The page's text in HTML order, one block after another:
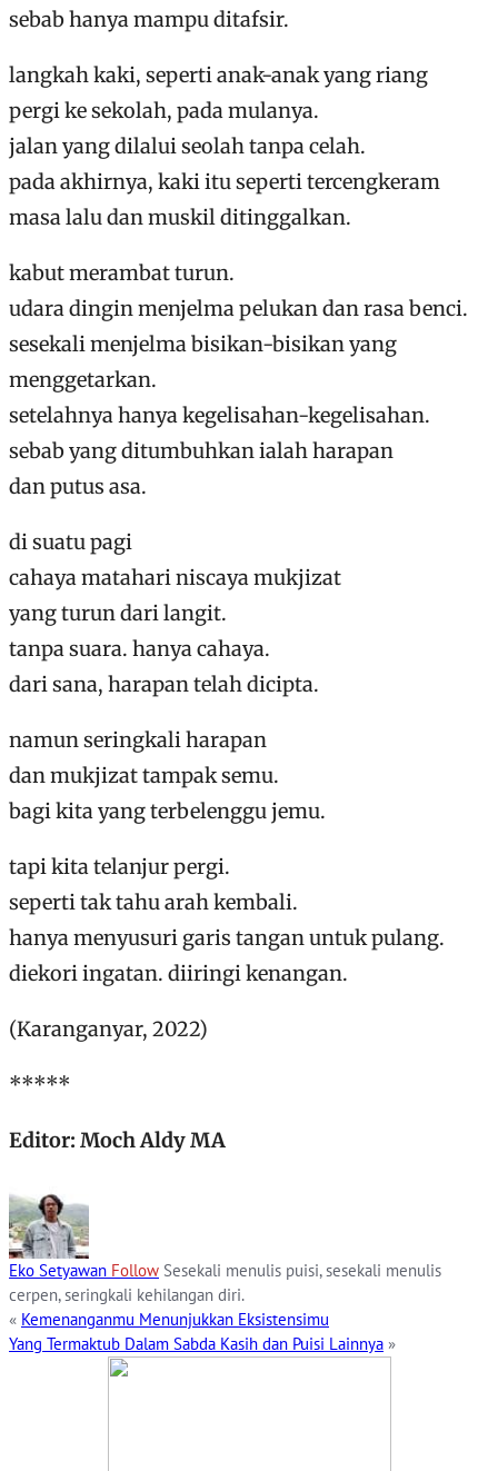
sebab hanya mampu ditafsir.
langkah kaki, seperti anak-anak yang riang
pergi ke sekolah, pada mulanya.
jalan yang dilalui seolah tanpa celah.
pada akhirnya, kaki itu seperti tercengkeram
masa lalu dan muskil ditinggalkan.
kabut merambat turun.
udara dingin menjelma pelukan dan rasa benci.
sesekali menjelma bisikan-bisikan yang
menggetarkan.
setelahnya hanya kegelisahan-kegelisahan.
sebab yang ditumbuhkan ialah harapan
dan putus asa.
di suatu pagi
cahaya matahari niscaya mukjizat
yang turun dari langit.
tanpa suara. hanya cahaya.
dari sana, harapan telah dicipta.
namun seringkali harapan
dan mukjizat tampak semu.
bagi kita yang terbelenggu jemu.
tapi kita telanjur pergi.
seperti tak tahu arah kembali.
hanya menyusuri garis tangan untuk pulang.
diekori ingatan. diiringi kenangan.
(Karanganyar, 2022)
*****
Editor: Moch Aldy MA
Eko Setyawan Follow Sesekali menulis puisi, sesekali menulis
cerpen, seringkali kehilangan diri.
« Kemenanganmu Menunjukkan Eksistensimu
Yang Termaktub Dalam Sabda Kasih dan Puisi Lainnya »